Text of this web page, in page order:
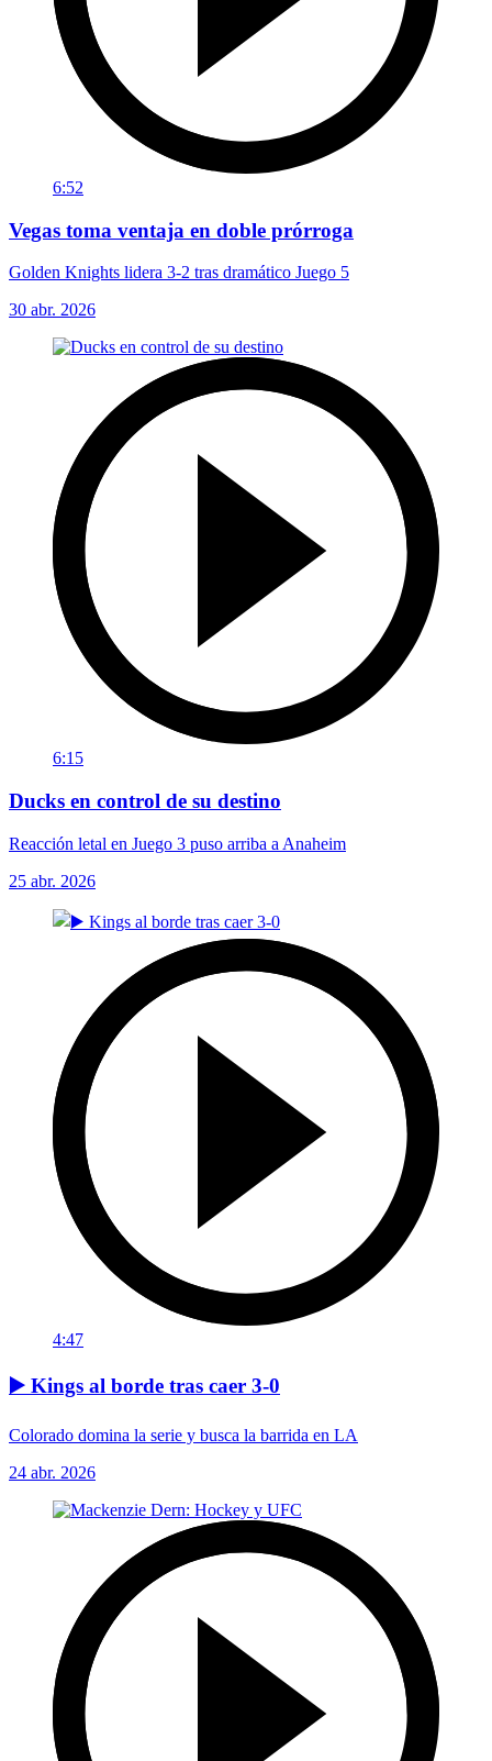
6:52
Vegas toma ventaja en doble prórroga
Golden Knights lidera 3-2 tras dramático Juego 5
30 abr. 2026
6:15
Ducks en control de su destino
Reacción letal en Juego 3 puso arriba a Anaheim
25 abr. 2026
4:47
▶️ Kings al borde tras caer 3-0
Colorado domina la serie y busca la barrida en LA
24 abr. 2026